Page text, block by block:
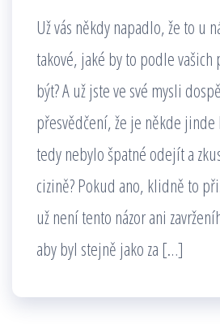
Už vás někdy napadlo, že to u
takové, jaké by to podle vašich
být? A už jste ve své mysli
přesvědčení, že je někde jinde
tedy nebylo špatné odejít a
cizině? Pokud ano, klidně to
už není tento názor ani
aby byl stejně jako za […]